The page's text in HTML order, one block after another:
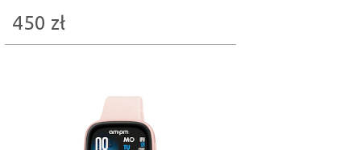
450 zł